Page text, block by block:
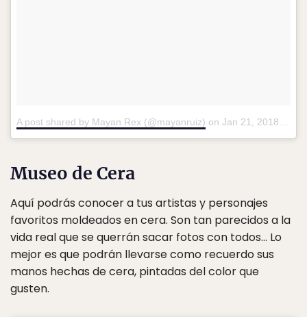
A post shared by Mayan Rex (@mayanruiz) on Jan 21, 2018 at 6:50pm PST
Museo de Cera
Aquí podrás conocer a tus artistas y personajes
favoritos moldeados en cera. Son tan parecidos a la
vida real que se querrán sacar fotos con todos… Lo
mejor es que podrán llevarse como recuerdo sus
manos hechas de cera, pintadas del color que
gusten.